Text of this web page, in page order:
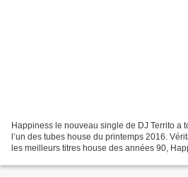
Happiness le nouveau single de DJ Territo a
l’un des tubes house du printemps 2016.
les meilleurs titres house des années 90,